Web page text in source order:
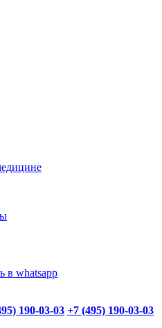
в whatsapp
190-03-03 +7 (495) 190-03-03